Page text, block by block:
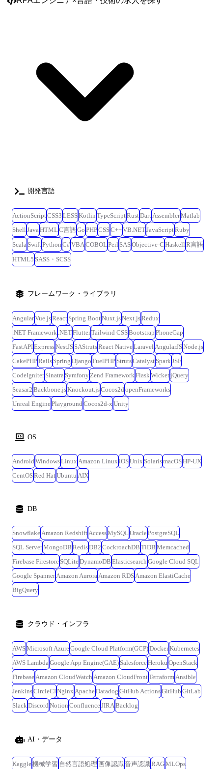
ITコンサルタントへのキャリアも描くことができます。 【プロジェクト
例】 <某製造業企業様での市民開発支援(業務効率化フロー開発)> ■環
境:PowerPlatform(PowerApps・PowerAutomate・PowerAutomateDesktop・
SharePointサイト など)、PowerShell、ExcelVBA ■工程:要件定義、設計、
開発、テスト ┗既に当社のメンバーがチームとして4名参画中(増員) ┗リ
モート頻度は週1回程度(現場作業状況により変動) ■特徴:企業様内では
日々の業務を自動化(申請系フローの作成・脱Excelを目指した業務改善
■環境:PowerPlatform(PowerApps・PowerAutomate)、ExcelVBA ■工程:要件
定義、設計、開発、テスト ┗既に当社のメンバーが1名参画中(増員) ■特
徴:レガシーシステムからPowerPlatformへの移行を推進中にて実装方法の
自由度が高く、対象ツールの選定から関わることができる。 ┗同企業様
内の複数プロジェクトにて当社メンバーの稼働実績があり、就業先の雰
囲気は良好。 <某製造業企業様の営業部門での業務効率化支援(業務効率
ExcelVBA ■工程:要件定義、設計、開発、テスト、運用保守 ┗既に当社
事情があればリモート勤務が相談可能。 ■特徴:手作業だった各種フロー
をkintoneを中心とした管理へ移行し、成功事例を基に全国への取り組み
を拡大していく。 ┗メインツールはkintoneとなるがPowerAutomateや
ExcelVBAも併用しており、複数ツールの経験を積む事ができる、且つ、
kintoneはカスタマイズ開発も行うためJavaScript等のコーディング知見を
活かすことが可能。
開発言語
ActionScriptCSS3 LESSKotlin TypeScriptRustDartAssemblerMatlab
Shell JavaHTML C言語Go PHPCSSC++VB.NETJavaScriptRuby
Scala SwiftPython C#VBACOBOL Perl SASObjective-C Haskell R言語
HTML5 SASS・SCSS
フレームワーク・ライブラリ
AngularVue.jsReact Spring BootNuxt.jsNext.jsRedux
.NET Framework .NETFlutterTailwind CSSBootstrap PhoneGap
FastAPIExpressNestJS SAStrutsReact NativeLaravel AngularJSNode.js
CakePHPRails Spring Django FuelPHP StrutsCatalyst SparkJSF
CodeIgniter Sinatra SymfonyZend FrameworkFlaskWicketjQuery
Seasar2 Backbone.jsKnockout.jsCocos2d openFrameworks
Unreal EnginePlayground Cocos2d-x Unity
OS
Android WindowsLinux Amazon Linux iOSUnix SolarismacOSHP-UX
CentOSRed HatUbuntu AIX
DB
SnowflakeAmazon RedshiftAccessMySQL OraclePostgreSQL
SQL ServerMongoDB RedisDB2 CockroachDB TiDB Memcached
Firebase Firestore SQLiteDynamoDB Elasticsearch Google Cloud SQL
Google SpannerAmazon AuroraAmazon RDSAmazon ElastiCache
BigQuery
クラウド・インフラ
AWSMicrosoft AzureGoogle Cloud Platform(GCP)DockerKubernetes
AWS LambdaGoogle App Engine(GAE) SalesforceHeroku OpenStack
FirebaseAmazon CloudWatch Amazon CloudFrontTerraformAnsible
JenkinsCircleCINginx ApacheDatadog GitHub ActionsGitHub GitLab
SlackDiscord Notion ConfluenceJIRABacklog
AI・データ
Kaggle機械学習 自然言語処理 画像認識音声認識RAGMLOps